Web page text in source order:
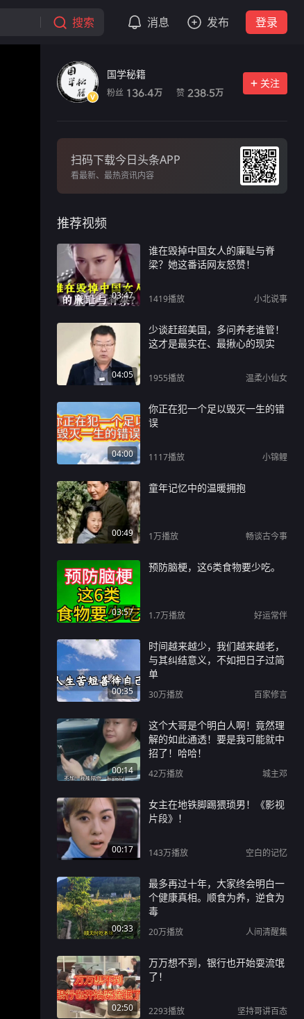
搜索 消息 发布 登录
国学秘籍
粉丝 136.4万 赞 238.5万
关注
扫码下载今日头条APP
看最新、最热资讯内容
推荐视频
03:47
谁在毁掉中国女人的廉耻与脊
梁？她这番话网友怒赞！
1419播放 小北说事
04:05
少谈赶超美国，多问养老谁管！
这才是最实在、最揪心的现实
1955播放 温柔小仙女
04:00
你正在犯一个足以毁灭一生的错
误
1117播放 小锦鲤
00:49
童年记忆中的温暖拥抱
1万播放 畅谈古今事
03:57
预防脑梗，这6类食物要少吃。
1.7万播放 好运常伴
00:35
时间越来越少，我们越来越老，
与其纠结意义，不如把日子过简
单
30万播放 百家修言
00:14
这个大哥是个明白人啊！竟然理
解的如此通透！要是我可能就中
招了！哈哈！
42万播放 城主邓
00:17
女主在地铁脚踢猥琐男！《影视
片段》！
143万播放 空白的记忆
00:33
最多再过十年，大家终会明白一
个健康真相。顺食为养，逆食为
毒
20万播放 人间清醒集
02:50
万万想不到，银行也开始耍流氓
了！
2293播放 坚持哥讲百态